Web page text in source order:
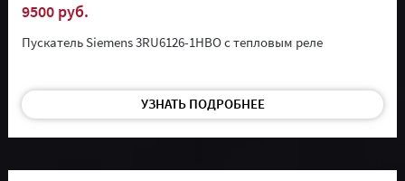
9500 руб.
Пускатель Siemens 3RU6126-1HBO с тепловым реле
УЗНАТЬ ПОДРОБНЕЕ